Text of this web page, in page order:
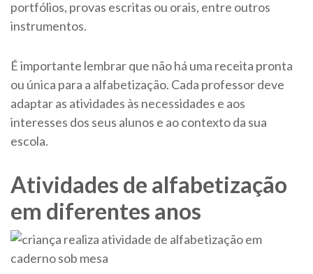
portfólios, provas escritas ou orais, entre outros
instrumentos.
É importante lembrar que não há uma receita pronta
ou única para a alfabetização. Cada professor deve
adaptar as atividades às necessidades e aos
interesses dos seus alunos e ao contexto da sua
escola.
Atividades de alfabetização
em diferentes anos